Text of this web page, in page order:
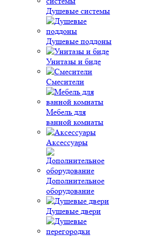
Душевые системы
Душевые поддоны
Унитазы и биде
Смесители
Мебель для
ванной комнаты
Аксессуары
Дополнительное
оборудование
Душевые двери